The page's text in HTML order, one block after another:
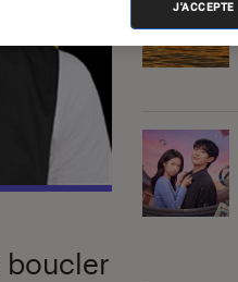
boucler
J'ACCEPTE